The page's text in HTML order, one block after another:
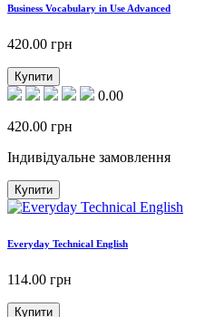
Business Vocabulary in Use Advanced
420.00 грн
Купити
0.00
420.00 грн
Індивідуальне замовлення
Купити
Everyday Technical English
114.00 грн
Купити